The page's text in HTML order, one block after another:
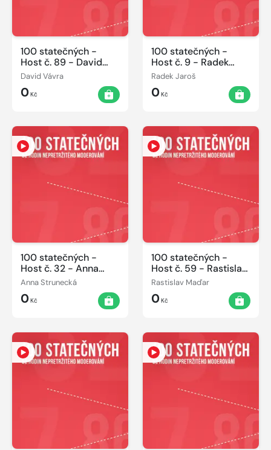
100 statečných -
Host č. 89 - David
Vávra 08.06.2014
David Vávra
0Kč
100 statečných -
Host č. 9 - Radek
Jaroš 06.06.2014
Radek Jaroš
0Kč
100 statečných -
Host č. 32 - Anna
Strunecká 07.06.2014
Anna Strunecká
0Kč
100 statečných -
Host č. 59 - Rastislav
Maďar 07.06.2014
Rastislav Maďar
0Kč